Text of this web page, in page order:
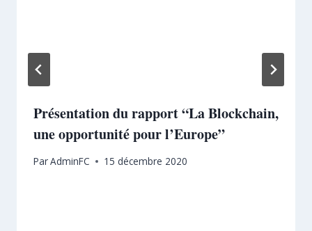
Présentation du rapport “La Blockchain,
une opportunité pour l’Europe”
ParAdminFC 15 décembre 2020